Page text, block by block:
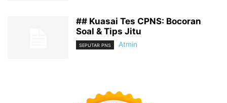
## Kuasai Tes CPNS: Bocoran
Soal & Tips Jitu
SEPUTAR PNS Atmin